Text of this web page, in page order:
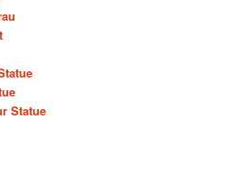
Statue